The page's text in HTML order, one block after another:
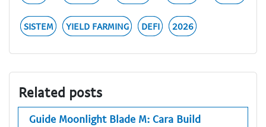
SISTEM YIELD FARMING DEFI 2026
Related posts
Guide Moonlight Blade M: Cara Build